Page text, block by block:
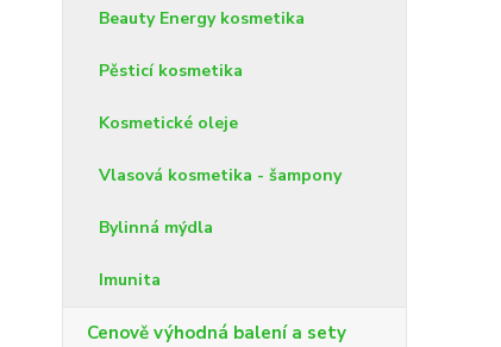
Beauty Energy kosmetika
Pěsticí kosmetika
Kosmetické oleje
Vlasová kosmetika - šampony
Bylinná mýdla
Imunita
Cenově výhodná balení a sety